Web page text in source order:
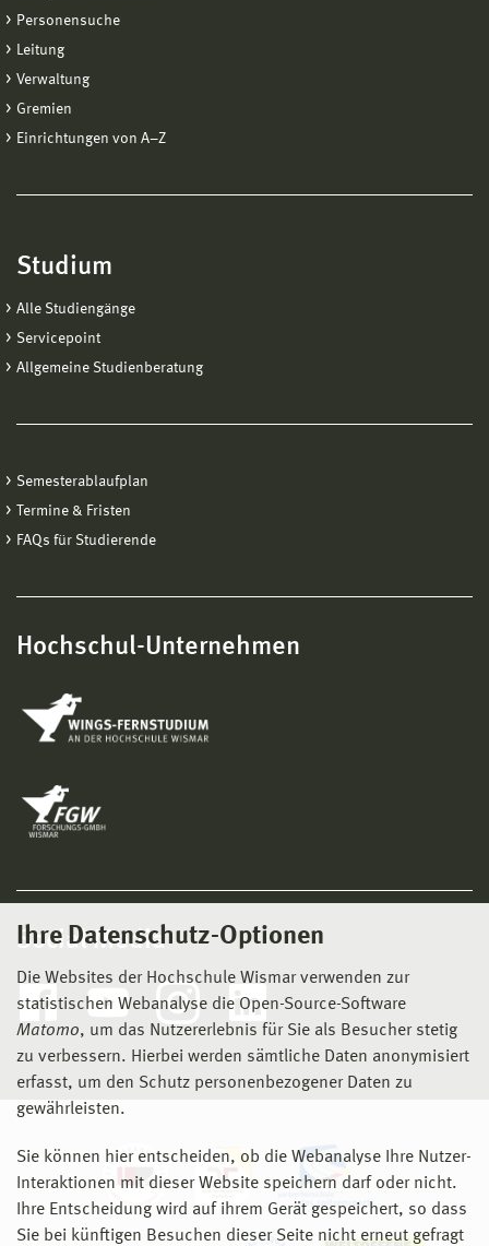
Ihre Datenschutz-Optionen
Die Websites der Hochschule Wismar verwenden zur
statistischen Webanalyse die Open-Source-Software
Matomo, um das Nutzererlebnis für Sie als Besucher stetig
zu verbessern. Hierbei werden sämtliche Daten anonymisiert
erfasst, um den Schutz personenbezogener Daten zu
gewährleisten.
Sie können hier entscheiden, ob die Webanalyse Ihre Nutzer-
Interaktionen mit dieser Website speichern darf oder nicht.
Ihre Entscheidung wird auf ihrem Gerät gespeichert, so dass
Sie bei künftigen Besuchen dieser Seite nicht erneut gefragt
Personensuche
Leitung
Verwaltung
Gremien
Einrichtungen von A−Z
Studium
Alle Studiengänge
Servicepoint
Allgemeine Studienberatung
Semesterablaufplan
Termine & Fristen
FAQs für Studierende
Hochschul-Unternehmen
Social Media